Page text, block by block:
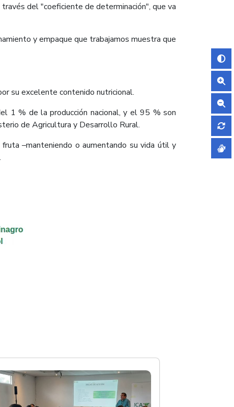
del "coeficiente de determinación", que va
y empaque que trabajamos muestra que
su excelente contenido nutricional.
1 % de la producción nacional, y el 95 % son
de Agricultura y Desarrollo Rural.
–manteniendo o aumentando su vida útil y